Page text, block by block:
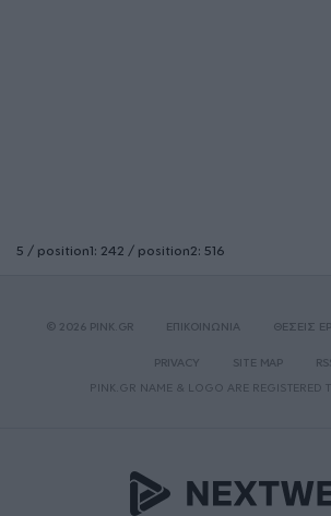
5 / position1: 242 / position2: 516
© 2026 PINK.GR ΕΠΙΚΟΙΝΩΝΙΑ ΘΕΣΕΙΣ
PRIVACY SITE MAP
PINK.GR NAME & LOGO ARE REGISTERED